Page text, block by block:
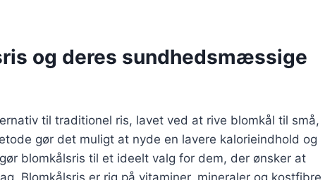
og deres sundhedsmæssige
til traditionel ris, lavet ved at rive blomkål til små,
gør det muligt at nyde en lavere kalorieindhold og
blomkålsris til et ideelt valg for dem, der ønsker at
Blomkålsris er rig på vitaminer, mineraler og kostfibre,